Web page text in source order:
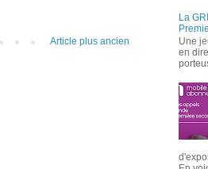
Article plus ancien
La
Une
en